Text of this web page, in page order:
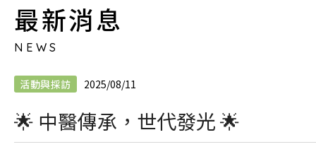
最新消息
NEWS
活動與採訪 2025/08/11
🌟 中醫傳承，世代發光 🌟